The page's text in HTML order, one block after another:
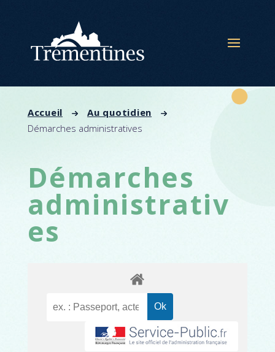
Accueil
Au quotidien
Démarches administratives
Démarches
administrativ
es